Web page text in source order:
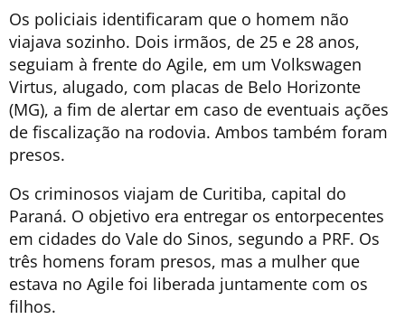
Os policiais identificaram que o homem não
viajava sozinho. Dois irmãos, de 25 e 28 anos,
seguiam à frente do Agile, em um Volkswagen
Virtus, alugado, com placas de Belo Horizonte
(MG), a fim de alertar em caso de eventuais ações
de fiscalização na rodovia. Ambos também foram
presos.
Os criminosos viajam de Curitiba, capital do
Paraná. O objetivo era entregar os entorpecentes
em cidades do Vale do Sinos, segundo a PRF. Os
três homens foram presos, mas a mulher que
estava no Agile foi liberada juntamente com os
filhos.